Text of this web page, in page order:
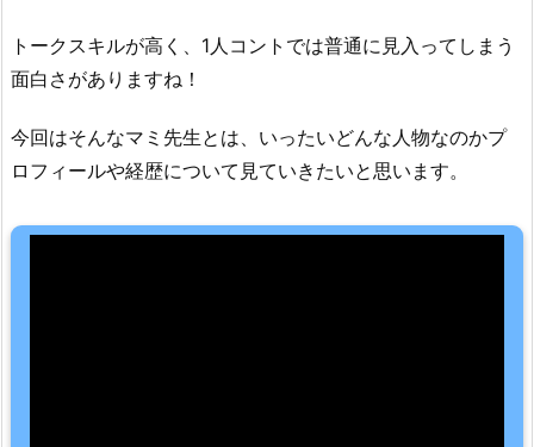
トークスキルが高く、1人コントでは普通に見入ってしまう
面白さがありますね！
今回はそんなマミ先生とは、いったいどんな人物なのかプ
ロフィールや経歴について見ていきたいと思います。